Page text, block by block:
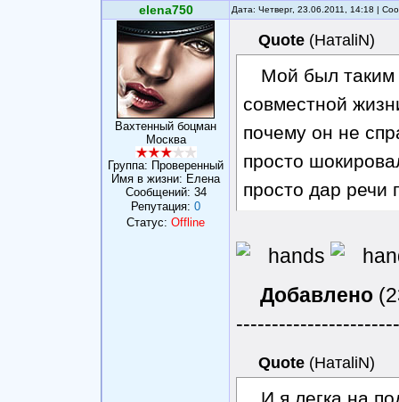
elena750 Дата: Четверг, 23.06.2011, 14:18 |
Вахтенный боцман
Москва
Группа: Проверенный
Имя в жизни: Елена
Сообщений: 34
Репутация: 0
Статус: Offline
Quote (НатаliN)
Мой был таким
совместной
почему он не
просто
просто дар речи
Добавлено
Quote (НатаliN)